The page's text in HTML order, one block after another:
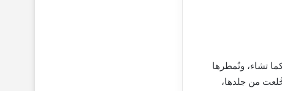
تشاء، وتُمطرها
من جلدها،